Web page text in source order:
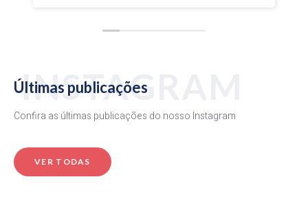
INSTAGRAM
Últimas publicações
Confira as últimas publicações do nosso Instagram
VER TODAS